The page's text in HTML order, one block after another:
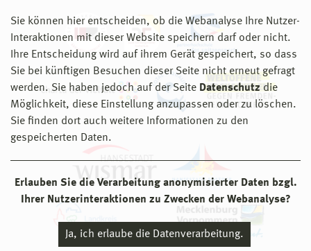
Sie können hier entscheiden, ob die Webanalyse Ihre Nutzer-
Interaktionen mit dieser Website speichern darf oder nicht.
Ihre Entscheidung wird auf ihrem Gerät gespeichert, so dass
Sie bei künftigen Besuchen dieser Seite nicht erneut gefragt
werden. Sie haben jedoch auf der Seite Datenschutz die
Möglichkeit, diese Einstellung anzupassen oder zu löschen.
Sie finden dort auch weitere Informationen zu den
gespeicherten Daten.
Erlauben Sie die Verarbeitung anonymisierter Daten bzgl.
Ihrer Nutzerinteraktionen zu Zwecken der Webanalyse?
Ja, ich erlaube die Datenverarbeitung.